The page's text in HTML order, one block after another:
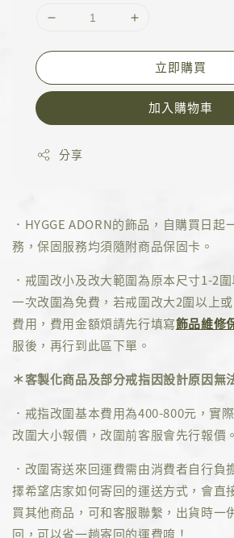
立即購買
加入購物車
分享
．HYGGE ADORN的飾品，自購買日起
務，保固服務均須隨附商品保固卡。
．戒圍改小及改大範圍為原本尺寸1-2
一次改圍為免費，若戒圍改大2圍以上
費用，費用金額煩請先行填寫飾品維修
服後，再行到此區下單。
＊客製化商品及部分戒指因設計原因無
．戒指改圍基本費用為400-800元，實
改圍大小報價，改圍前客服會先行報價。
．改圍寄送來回運費需由消費者自行負
擇希望店家如何寄回的運送方式，會直
買其他商品，可和客服聯繫，出貨時一
回，可以省一趟寄回的運費唷！